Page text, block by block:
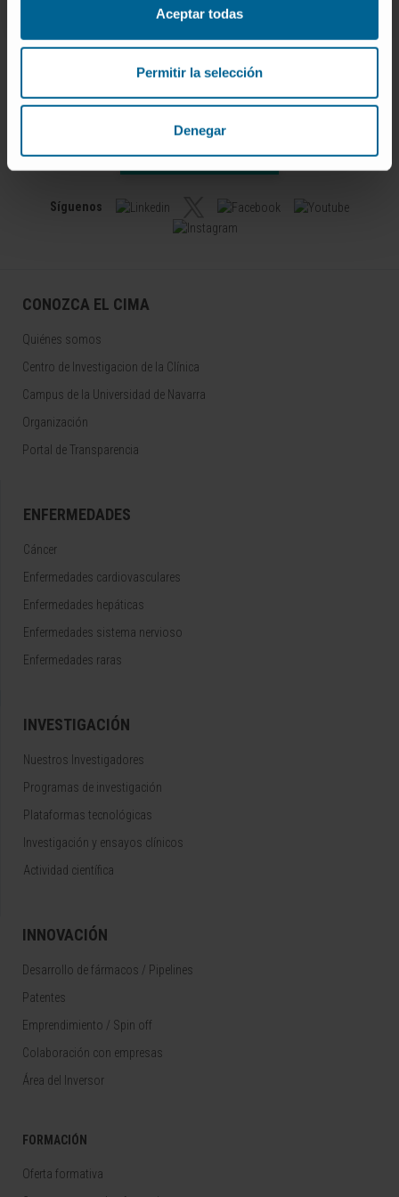
Aceptar todas
Permitir la selección
Denegar
Darse de alta en nuestro boletín
SUSCRIBIRSE
Síguenos
CONOZCA EL CIMA
Quiénes somos
Centro de Investigacion de la Clínica
Campus de la Universidad de Navarra
Organización
Portal de Transparencia
ENFERMEDADES
Cáncer
Enfermedades cardiovasculares
Enfermedades hepáticas
Enfermedades sistema nervioso
Enfermedades raras
INVESTIGACIÓN
Nuestros Investigadores
Programas de investigación
Plataformas tecnológicas
Investigación y ensayos clínicos
Actividad científica
INNOVACIÓN
Desarrollo de fármacos / Pipelines
Patentes
Emprendimiento / Spin off
Colaboración con empresas
Área del Inversor
FORMACIÓN
Oferta formativa